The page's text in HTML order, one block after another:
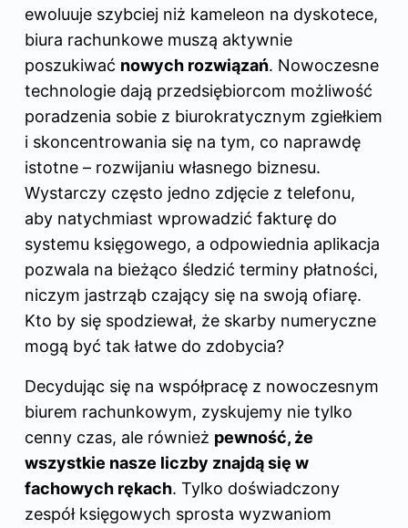
ewoluuje szybciej niż kameleon na dyskotece,
biura rachunkowe muszą aktywnie
poszukiwać nowych rozwiązań. Nowoczesne
technologie dają przedsiębiorcom możliwość
poradzenia sobie z biurokratycznym zgiełkiem
i skoncentrowania się na tym, co naprawdę
istotne – rozwijaniu własnego biznesu.
Wystarczy często jedno zdjęcie z telefonu,
aby natychmiast wprowadzić fakturę do
systemu księgowego, a odpowiednia aplikacja
pozwala na bieżąco śledzić terminy płatności,
niczym jastrząb czający się na swoją ofiarę.
Kto by się spodziewał, że skarby numeryczne
mogą być tak łatwe do zdobycia?
Decydując się na współpracę z nowoczesnym
biurem rachunkowym, zyskujemy nie tylko
cenny czas, ale również pewność, że
wszystkie nasze liczby znajdą się w
fachowych rękach. Tylko doświadczony
zespół księgowych sprosta wyzwaniom